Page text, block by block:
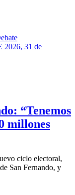
“Tenemos
millones
ciclo electoral,
San Fernando, y